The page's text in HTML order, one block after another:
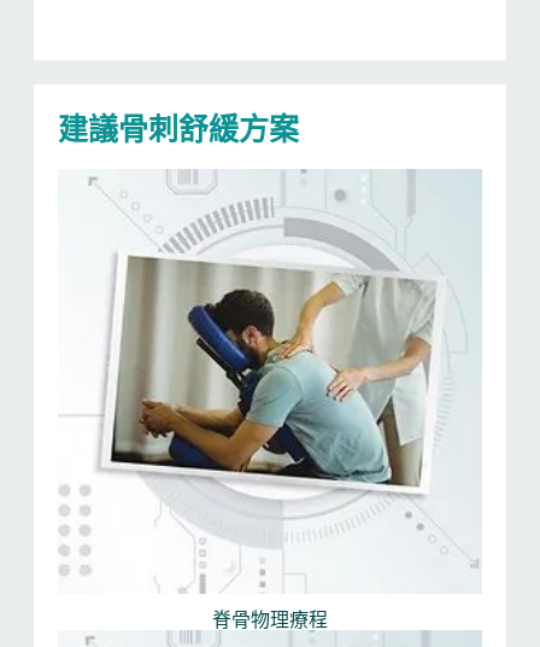
建議骨刺舒緩方案
脊骨物理療程